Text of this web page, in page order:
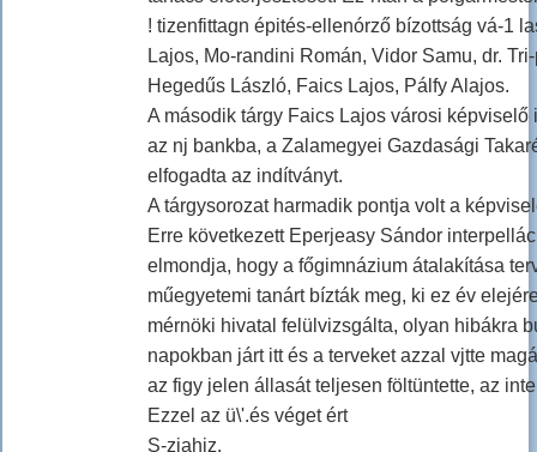
! tizenfittagn épités-ellenórző bízottság vá-1
Lajos, Mo-randini Román, Vidor Samu, dr.
Hegedűs László, Faics Lajos, Pálfy Alajos.
A második tárgy Faics Lajos városi
az nj bankba, a Zalamegyei Gazdasági
elfogadta az indítványt.
A tárgysorozat harmadik pontja volt a
Erre következett Eperjeasy Sándor
elmondja, hogy a főgimnázium átalakítása
műegyetemi tanárt bízták meg, ki ez év
mérnöki hivatal felülvizsgálta, olyan hibákra
napokban járt itt és a terveket azzal vjtte
az figy jelen állasát teljesen föltüntette, az
Ezzel az ü\'.és véget ért
S-ziahiz.